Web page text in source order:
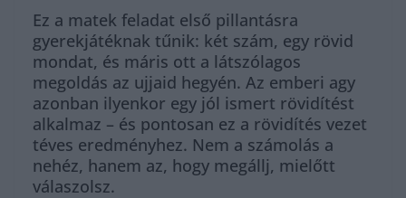
Ez a matek feladat első pillantásra
gyerekjátéknak tűnik: két szám, egy rövid
mondat, és máris ott a látszólagos
megoldás az ujjaid hegyén. Az emberi agy
azonban ilyenkor egy jól ismert rövidítést
alkalmaz – és pontosan ez a rövidítés vezet
téves eredményhez. Nem a számolás a
nehéz, hanem az, hogy megállj, mielőtt
válaszolsz.